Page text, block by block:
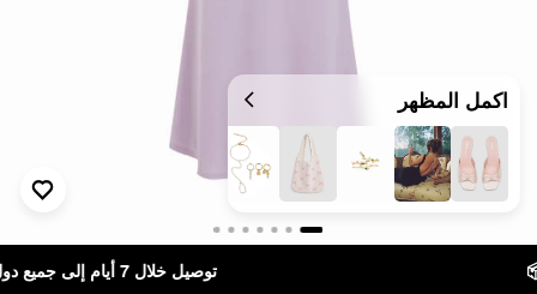
اكمل المظهر